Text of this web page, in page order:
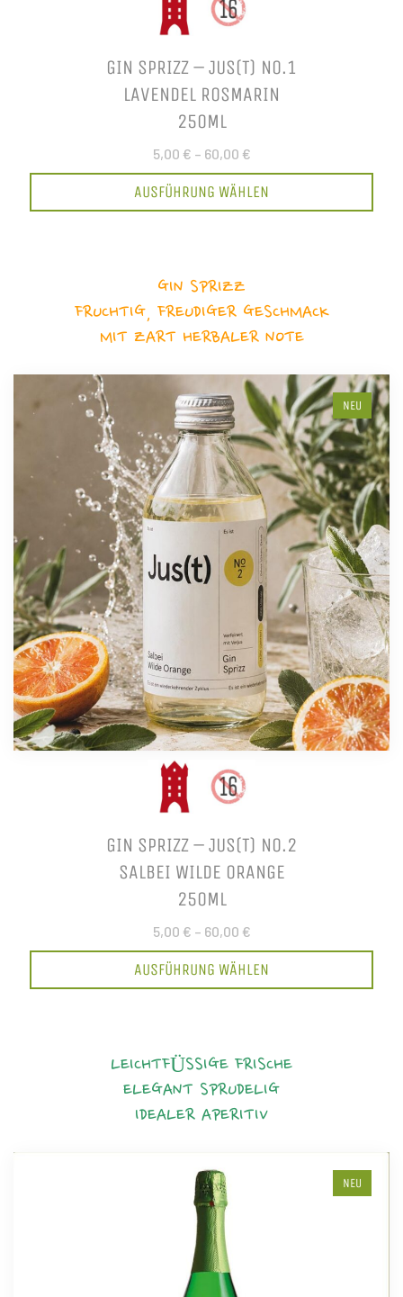
GIN SPRIZZ – JUS(T) NO.1
LAVENDEL ROSMARIN
250ML
5,00 € – 60,00 €
AUSFÜHRUNG WÄHLEN
GIN SPRIZZ
FRUCHTIG, FREUDIGER GESCHMACK
MIT ZART HERBALER NOTE
NEU
GIN SPRIZZ – JUS(T) NO.2
SALBEI WILDE ORANGE
250ML
5,00 € – 60,00 €
AUSFÜHRUNG WÄHLEN
LEICHTFÜSSIGE FRISCHE
ELEGANT SPRUDELIG
IDEALER APERITIV
NEU